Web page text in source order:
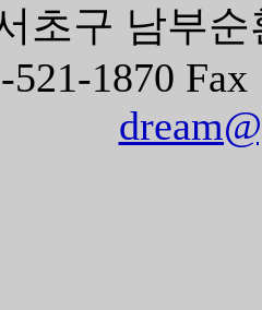
초구 남부
521-1870